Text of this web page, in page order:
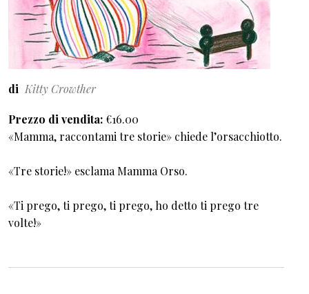
di Kitty Crowther
Prezzo di vendita €16.00
«Mamma, raccontami tre storie» chiede l’orsacchiotto.
«Tre storie!» esclama Mamma Orso.
«Ti prego, ti prego, ti prego, ho detto ti prego tre
volte!»